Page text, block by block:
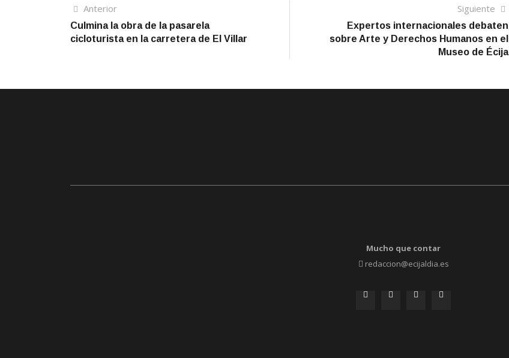
Navegación
de
AnteriorArtículo
anterior
Culmina la obra de la pasarela
cicloturista en la carretera de El Villar
Siguiente
Expertos internacionales debaten
sobre Arte y Derechos Humanos en el
Museo de Écija
Mucho que contar
redaccion@ecijaldia.es